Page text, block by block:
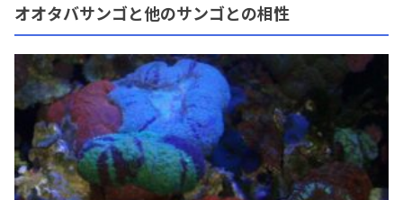
オオタバサンゴと他のサンゴとの相性